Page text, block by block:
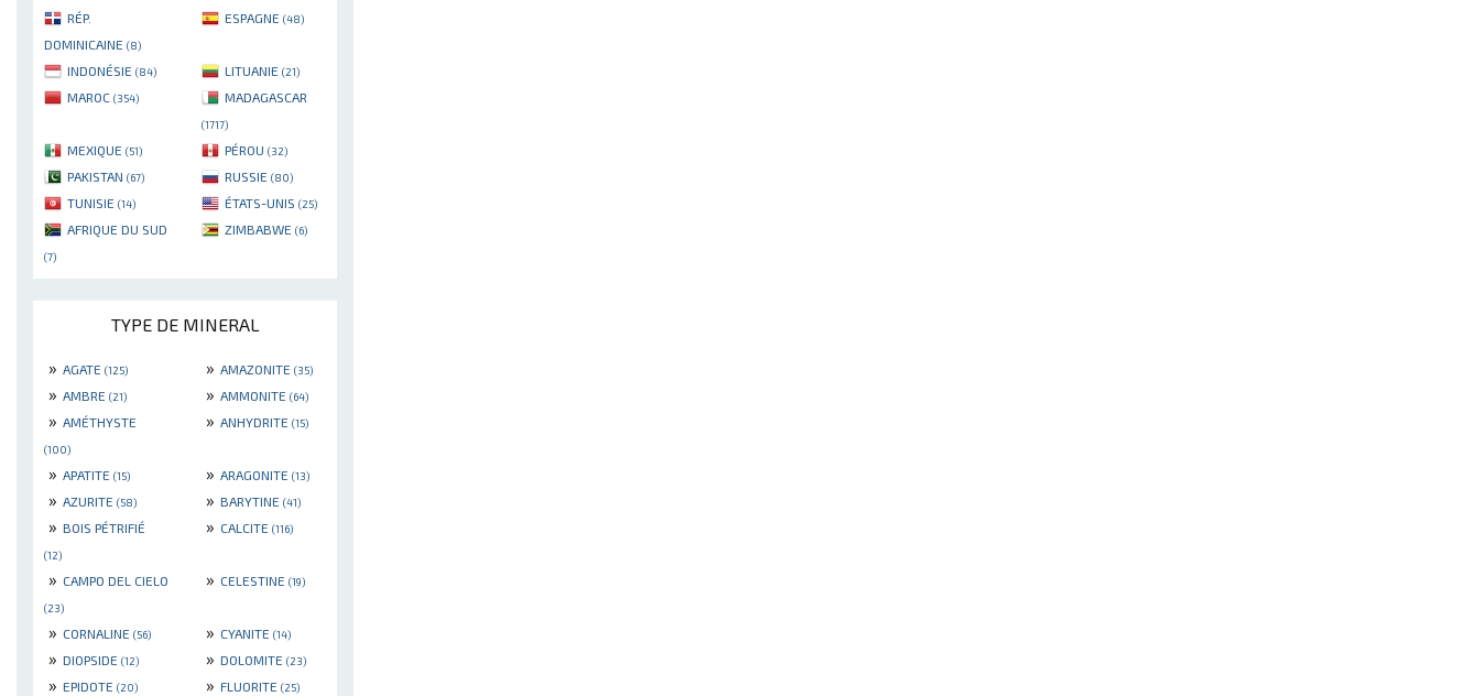
RÉP.
DOMINICAINE (8)
ESPAGNE (48)
INDONÉSIE (84) LITUANIE (21)
MAROC (354) MADAGASCAR
(1717)
MEXIQUE (51) PÉROU (32)
PAKISTAN (67) RUSSIE (80)
TUNISIE (14) ÉTATS-UNIS (25)
AFRIQUE DU SUD
(7)
ZIMBABWE (6)
TYPE DE MINERAL
» AGATE (125) » AMAZONITE (35)
» AMBRE (21) » AMMONITE (64)
» AMÉTHYSTE
(100)
» ANHYDRITE (15)
» APATITE (15) » ARAGONITE (13)
» AZURITE (58) » BARYTINE (41)
» BOIS PÉTRIFIÉ
(12)
» CALCITE (116)
» CAMPO DEL CIELO
(23)
» CELESTINE (19)
» CORNALINE (56) » CYANITE (14)
» DIOPSIDE (12) » DOLOMITE (23)
» EPIDOTE (20) » FLUORITE (25)